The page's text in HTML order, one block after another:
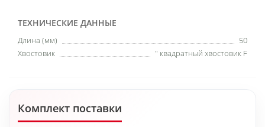
ТЕХНИЧЕСКИЕ ДАННЫЕ
Длина (мм)
50
Хвостовик
" квадратный хвостовик F
Комплект поставки